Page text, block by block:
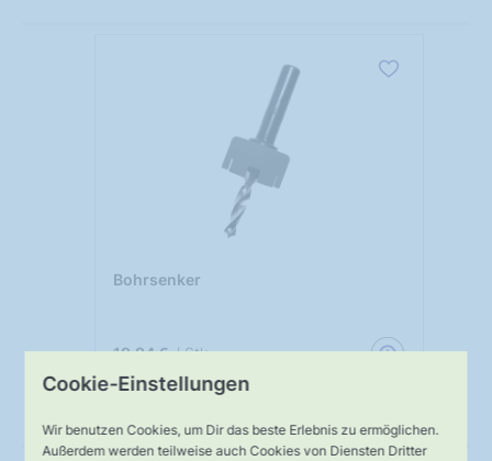
Cookie-Einstellungen
Wir benutzen Cookies, um Dir das beste Erlebnis zu ermöglichen.
Außerdem werden teilweise auch Cookies von Diensten Dritter
Bohrsenker
19,94 € / Stk.